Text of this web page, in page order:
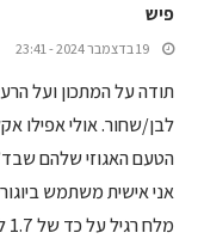
פיש
19 בדצמבר 2024 - 23:41
תודה על המתכון ועל
לבן/שחור. אולי אפילו
הטעם האגוזי שלהם
מלח רגיל על כד של 1.7 ליטר.